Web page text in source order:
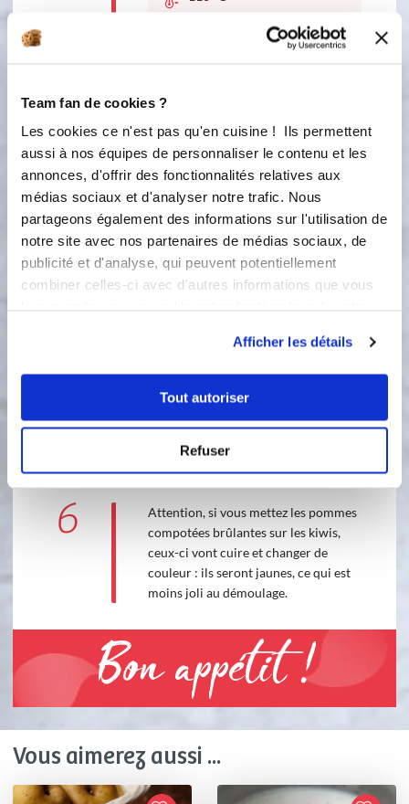
Team fan de cookies ?
Les cookies ce n'est pas qu'en cuisine ! Ils permettent
aussi à nos équipes de personnaliser le contenu et les
annonces, d'offrir des fonctionnalités relatives aux
médias sociaux et d'analyser notre trafic. Nous
partageons également des informations sur l'utilisation de
notre site avec nos partenaires de médias sociaux, de
publicité et d'analyse, qui peuvent potentiellement
combiner celles-ci avec d'autres informations que vous
Afficher les détails
Tout autoriser
Refuser
À la sonnerie, mixez 10 secondes en
Turbo :
4
Pendant la cuisson, pelez les kiwis,
coupez-les en tranches très fines.
Recouvrez la moitié des parois de
votre moule multi empreintes cœurs
entrelacés posé au préalable sur une
plaque perforée. Puis saupoudrez-les
avec une cuillère à soupe de sucre.
Quand les pommes sont cuites, faites-
sont refroidies,versez-les dans les
empreintes, tapotez afin d'égaliser et
faites prendre au réfrigérateur
6
Attention, si vous mettez les pommes
compotées brûlantes sur les kiwis,
ceux-ci vont cuire et changer de
couleur : ils seront jaunes, ce qui est
moins joli au démoulage.
Bon appétit !
Vous aimerez aussi ...